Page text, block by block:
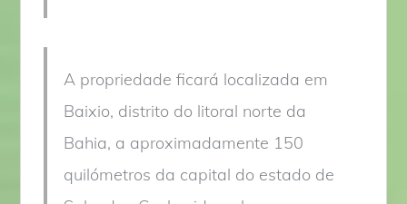
A propriedade ficará localizada em
Baixio, distrito do litoral norte da
Bahia, a aproximadamente 150
quilómetros da capital do estado de